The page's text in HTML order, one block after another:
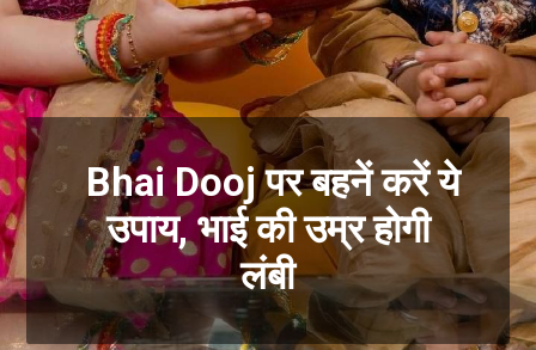
Bhai Dooj पर बहनें करें ये
उपाय, भाई की उम्र होगी
लंबी